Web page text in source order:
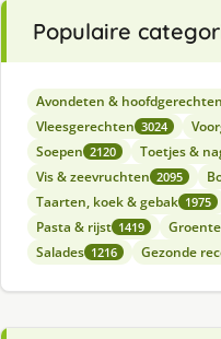
Populaire
Avondeten & hoofdgerechten
Vleesgerechten 3024
Soepen 2120 Toetjes &
Vis & zeevruchten 2095
Taarten, koek & gebak 1975
Pasta & rijst 1419
Salades 1216 Gezonde